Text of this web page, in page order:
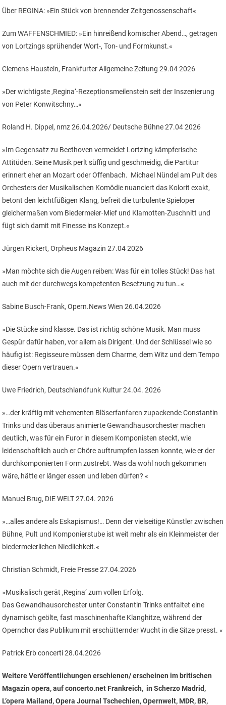
Über REGINA: »Ein Stück von brennender Zeitgenossenschaft«
Zum WAFFENSCHMIED: »Ein hinreißend komischer Abend…, getragen
von Lortzings sprühender Wort-, Ton- und Formkunst.«
Clemens Haustein, Frankfurter Allgemeine Zeitung 29.04 2026
»Der wichtigste ‚Regina‘-Rezeptionsmeilenstein seit der Inszenierung
von Peter Konwitschny…«
Roland H. Dippel, nmz 26.04.2026/ Deutsche Bühne 27.04 2026
»Im Gegensatz zu Beethoven vermeidet Lortzing kämpferische
Attitüden. Seine Musik perlt süffig und geschmeidig, die Partitur
erinnert eher an Mozart oder Offenbach. Michael Nündel am Pult des
Orchesters der Musikalischen Komödie nuanciert das Kolorit exakt,
betont den leichtfüßigen Klang, befreit die turbulente Spieloper
gleichermaßen vom Biedermeier-Mief und Klamotten-Zuschnitt und
fügt sich damit mit Finesse ins Konzept.«
Jürgen Rickert, Orpheus Magazin 27.04 2026
»Man möchte sich die Augen reiben: Was für ein tolles Stück! Das hat
auch mit der durchwegs kompetenten Besetzung zu tun…«
Sabine Busch-Frank, Opern.News Wien 26.04.2026
»Die Stücke sind klasse. Das ist richtig schöne Musik. Man muss
Gespür dafür haben, vor allem als Dirigent. Und der Schlüssel wie so
häufig ist: Regisseure müssen dem Charme, dem Witz und dem Tempo
dieser Opern vertrauen.«
Uwe Friedrich, Deutschlandfunk Kultur 24.04. 2026
»…der kräftig mit vehementen Bläserfanfaren zupackende Constantin
Trinks und das überaus animierte Gewandhausorchester machen
deutlich, was für ein Furor in diesem Komponisten steckt, wie
leidenschaftlich auch er Chöre auftrumpfen lassen konnte, wie er der
durchkomponierten Form zustrebt. Was da wohl noch gekommen
wäre, hätte er länger essen und leben dürfen? «
Manuel Brug, DIE WELT 27.04. 2026
»…alles andere als Eskapismus!… Denn der vielseitige Künstler zwischen
Bühne, Pult und Komponierstube ist weit mehr als ein Kleinmeister der
biedermeierlichen Niedlichkeit.«
Christian Schmidt, Freie Presse 27.04.2026
»Musikalisch gerät ‚Regina‘ zum vollen Erfolg.
Das Gewandhausorchester unter Constantin Trinks entfaltet eine
dynamisch geölte, fast maschinenhafte Klanghitze, während der
Opernchor das Publikum mit erschütternder Wucht in die Sitze presst. «
Patrick Erb concerti 28.04.2026
Weitere Veröffentlichungen erschienen/ erscheinen im britischen
Magazin opera, auf concerto.net Frankreich, in Scherzo Madrid,
L’opera Mailand, Opera Journal Tschechien, Opernwelt, MDR, BR,